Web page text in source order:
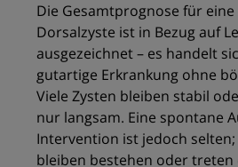
Die Gesamtprognose für
Dorsalzyste ist in Bezug auf
ausgezeichnet – es handelt
gutartige Erkrankung ohne
Viele Zysten bleiben stabil
nur langsam. Eine spontane
Intervention ist jedoch
bleiben bestehen oder treten